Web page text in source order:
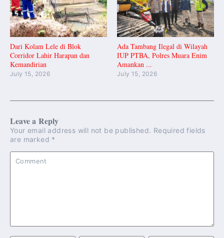
Dari Kolam Lele di Blok
Corridor Lahir Harapan dan
Kemandirian
July 15, 2026
Ada Tambang Ilegal di Wilayah
IUP PTBA, Polres Muara Enim
Amankan ...
July 15, 2026
Leave a Reply
Your email address will not be published. Required fields
are marked *